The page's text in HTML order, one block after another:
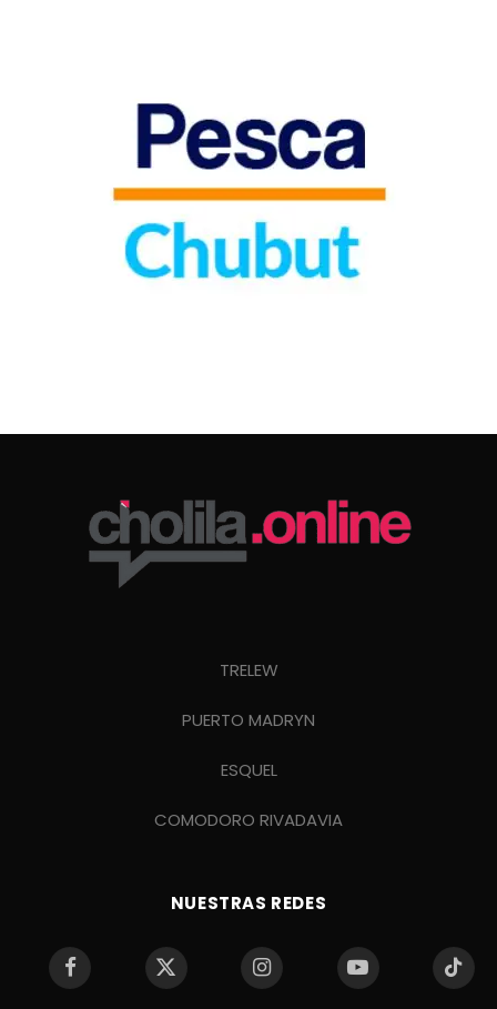
TRELEW
PUERTO MADRYN
ESQUEL
COMODORO RIVADAVIA
NUESTRAS REDES
Facebook
X
Instagram YouTube